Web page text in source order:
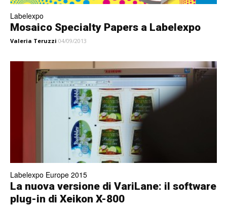
Labelexpo
Mosaico Specialty Papers a Labelexpo
Valeria Teruzzi 04/09/2013
Labelexpo Europe 2015
La nuova versione di VariLane: il software
plug-in di Xeikon X-800